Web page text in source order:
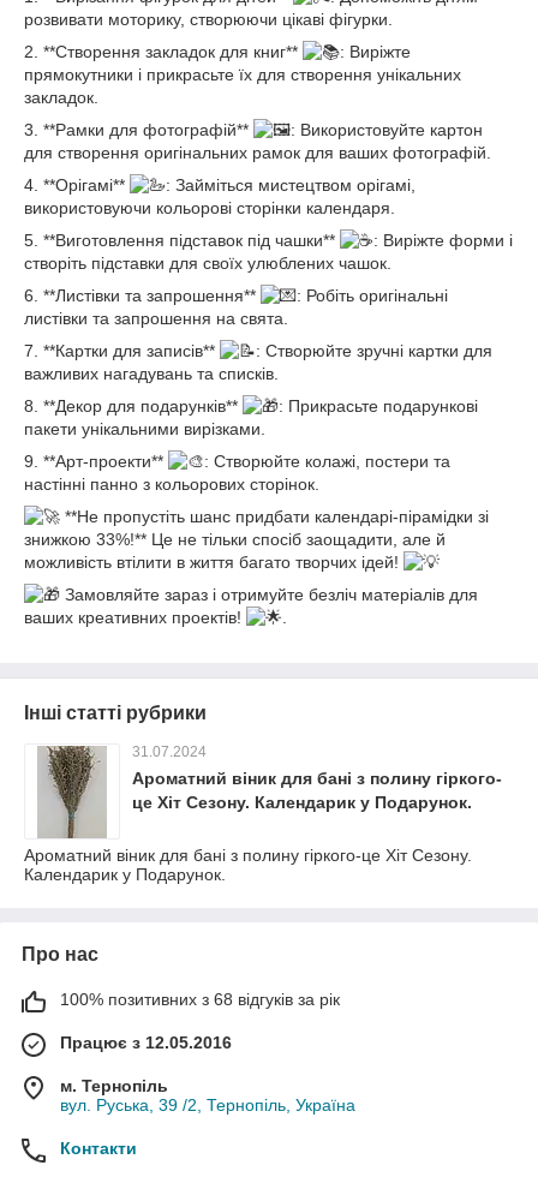
розвивати моторику, створюючи цікаві фігурки.
2. **Створення закладок для книг**
: Виріжте
прямокутники і прикрасьте їх для створення унікальних
закладок.
3. **Рамки для фотографій**
: Використовуйте картон
для створення оригінальних рамок для ваших фотографій.
4. **Орігамі**
: Займіться мистецтвом орігамі,
використовуючи кольорові сторінки календаря.
5. **Виготовлення підставок під чашки**
: Виріжте форми і
створіть підставки для своїх улюблених чашок.
6. **Листівки та запрошення**
: Робіть оригінальні
листівки та запрошення на свята.
7. **Картки для записів**
: Створюйте зручні картки для
важливих нагадувань та списків.
8. **Декор для подарунків**
: Прикрасьте подарункові
пакети унікальними вирізками.
9. **Арт-проекти**
: Створюйте колажі, постери та
настінні панно з кольорових сторінок.
**Не пропустіть шанс придбати календарі-пірамідки зі
знижкою 33%!** Це не тільки спосіб заощадити, але й
можливість втілити в життя багато творчих ідей!
Замовляйте зараз і отримуйте безліч матеріалів для
ваших креативних проектів!
Інші статті рубрики
31.07.2024
Ароматний віник для бані з полину гіркого-
це Хіт Сезону. Календарик у Подарунок.
Ароматний віник для бані з полину гіркого-це Хіт Сезону.
Календарик у Подарунок.
Про нас
100% позитивних з 68 відгуків за рік
Працює з 12.05.2016
м. Тернопіль
вул. Руська, 39 /2, Тернопіль, Україна
Контакти